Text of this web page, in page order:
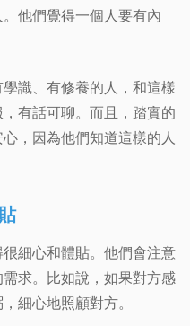
他們覺得一個人要有內
識、有修養的人，和這樣
有話可聊。而且，踏實的
，因為他們知道這樣的人
細心和體貼。他們會注意
求。比如說，如果對方感
細心地照顧對方。